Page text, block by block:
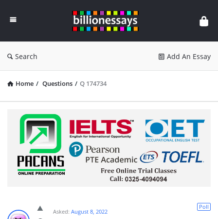
Essays
Search Add An Essay
Home / Questions / Q 174734
Poll
Asked: August 8, 2022